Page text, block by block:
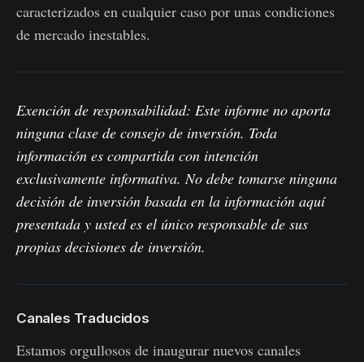
caracterizados en cualquier caso por unas condiciones
de mercado inestables.
Exención de responsabilidad: Este informe no aporta
ninguna clase de consejo de inversión. Toda
información es compartida con intención
exclusivamente informativa. No debe tomarse ninguna
decisión de inversión basada en la información aquí
presentada y usted es el único responsable de sus
propias decisiones de inversión.
Canales Traducidos
Estamos orgullosos de inaugurar nuevos canales